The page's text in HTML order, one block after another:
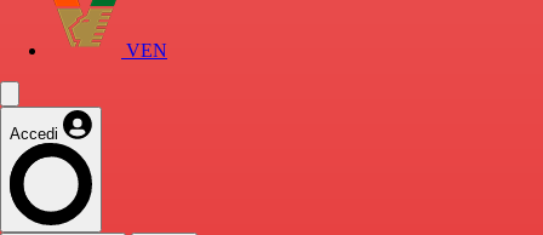
VEN
Accedi